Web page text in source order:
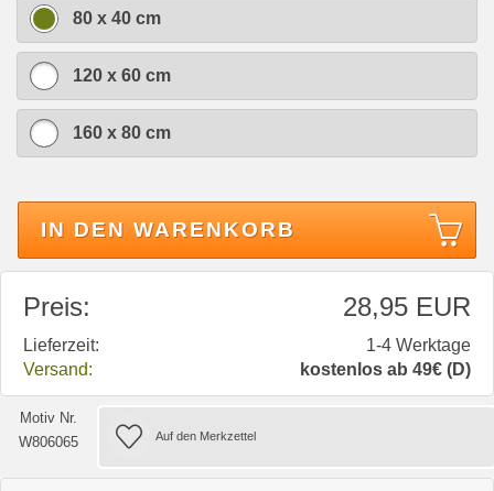
80 x 40 cm
120 x 60 cm
160 x 80 cm
IN DEN WARENKORB
Preis: 28,95 EUR
Lieferzeit:
1-4 Werktage
Versand:
kostenlos ab 49€ (D)
Motiv Nr.
W806065